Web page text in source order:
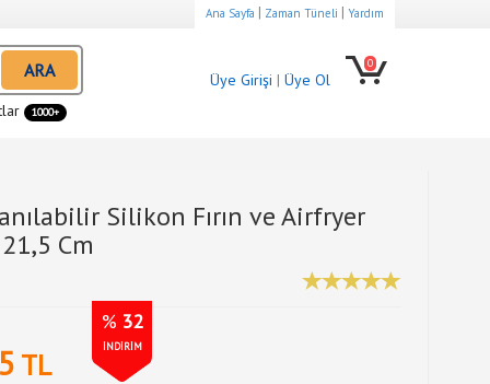
Ana Sayfa | Zaman Tüneli | Yardım
ARA
1000+
Üye Girişi | Üye Ol
0
Silikon Fırın ve Airfryer
Cm
% 32
İNDİRİM
TL